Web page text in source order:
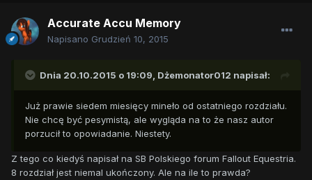
Accurate Accu Memory
Napisano Grudzień 10, 2015
Dnia 20.10.2015 o 19:09, Dżemonator012 napisał:
Już prawie siedem miesięcy mineło od ostatniego rozdziału.
Nie chcę być pesymistą, ale wygląda na to że nasz autor
porzucił to opowiadanie. Niestety.
Z tego co kiedyś napisał na SB Polskiego forum Fallout Equestria.
8 rozdział jest niemal ukończony. Ale na ile to prawda?